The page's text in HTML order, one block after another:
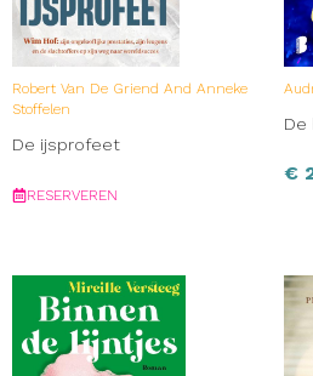
Robert Van De Griend And Anneke
Stoffelen
De ijsprofeet
RESERVEREN
De
€